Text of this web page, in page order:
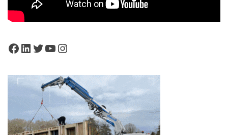
Facebook
LinkedIn
Twitter
YouTube
Instagram